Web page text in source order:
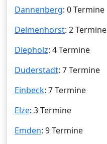
Dannenberg: 0 Termine
Delmenhorst: 2 Termine
Diepholz: 4 Termine
Duderstadt: 7 Termine
Einbeck: 7 Termine
Elze: 3 Termine
Emden: 9 Termine